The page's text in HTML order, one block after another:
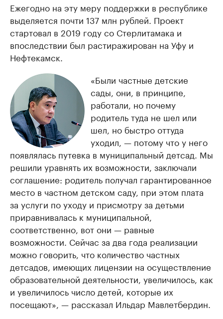
Ежегодно на эту меру поддержки в республике
выделяется почти 137 млн рублей. Проект
стартовал в 2019 году со Стерлитамака и
впоследствии был растиражирован на Уфу и
Нефтекамск.
«Были частные детские
сады, они, в принципе,
работали, но почему
родитель туда не шел или
шел, но быстро оттуда
уходил, — потому что у него
появлялась путевка в муниципальный детсад. Мы
решили уравнять их возможности, заключали
соглашение: родитель получал гарантированное
место в частном детском саду, при этом плата
за услуги по уходу и присмотру за детьми
приравнивалась к муниципальной,
соответственно, вот они — равные
возможности. Сейчас за два года реализации
можно говорить, что количество частных
детсадов, имеющих лицензии на осуществление
образовательной деятельности, увеличилось, как
и увеличилось число детей, которые их
посещают», — рассказал Ильдар Мавлетбердин.